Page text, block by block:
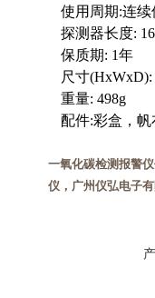
使用周期:连续
探测器长度: 16
保质期: 1年
尺寸(HxWxD):
重量: 498g
配件:彩盒，
一氧化碳检测报警
仪，广州仪弘电子